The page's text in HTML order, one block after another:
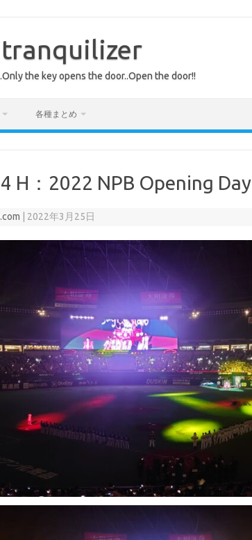
the key opens the door..Open the door!!
各種まとめ
H：2022 NPB Opening Day
2022年3月25日